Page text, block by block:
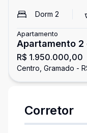
Dorm 2
Apartamento
Apartamento 2
R$ 1.950.000,00
Centro, Gramado -
Corretor